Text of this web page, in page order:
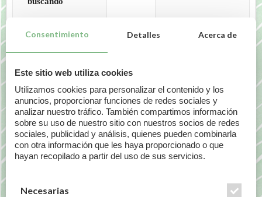
NOTICIAS RELACIONADAS
Consentimiento Detalles Acerca de
Este sitio web utiliza cookies
Utilizamos cookies para personalizar el contenido y los
anuncios, proporcionar funciones de redes sociales y
analizar nuestro tráfico. También compartimos información
sobre su uso de nuestro sitio con nuestros socios de redes
sociales, publicidad y análisis, quienes pueden combinarla
con otra información que les haya proporcionado o que
hayan recopilado a partir del uso de sus servicios.
Necesarias